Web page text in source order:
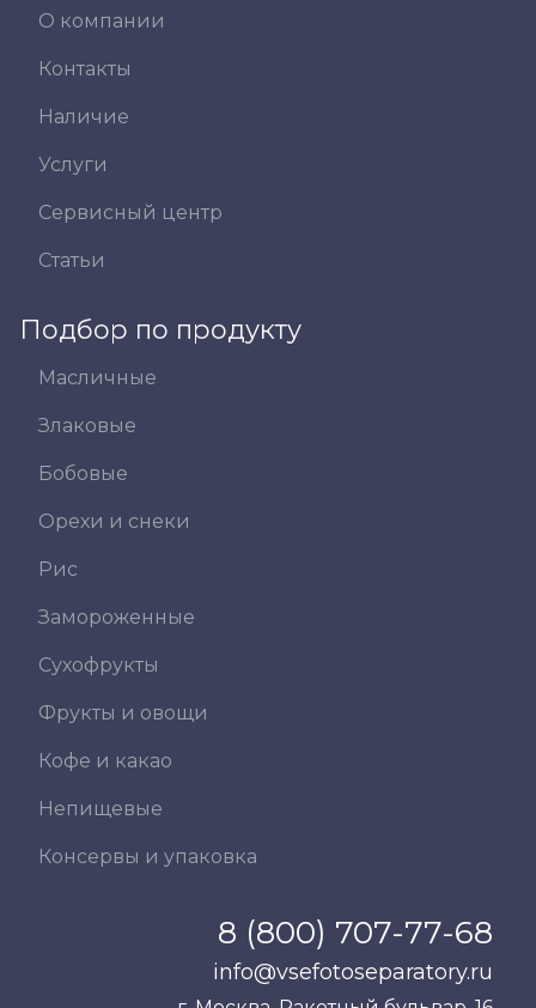
О компании
Контакты
Наличие
Услуги
Сервисный центр
Статьи
Подбор по продукту
Масличные
Злаковые
Бобовые
Орехи и снеки
Рис
Замороженные
Сухофрукты
Фрукты и овощи
Кофе и какао
Непищевые
Консервы и упаковка
8 (800) 707-77-68
info@vsefotoseparatory.ru